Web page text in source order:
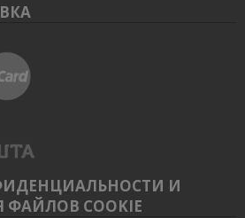
И
COOKIE